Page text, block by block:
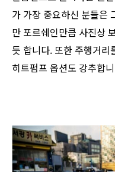
가 가장 중요하신 분들은
만 포르쉐인만큼 사진상
듯 합니다. 또한 주행거리
히트펌프 옵션도 강추합